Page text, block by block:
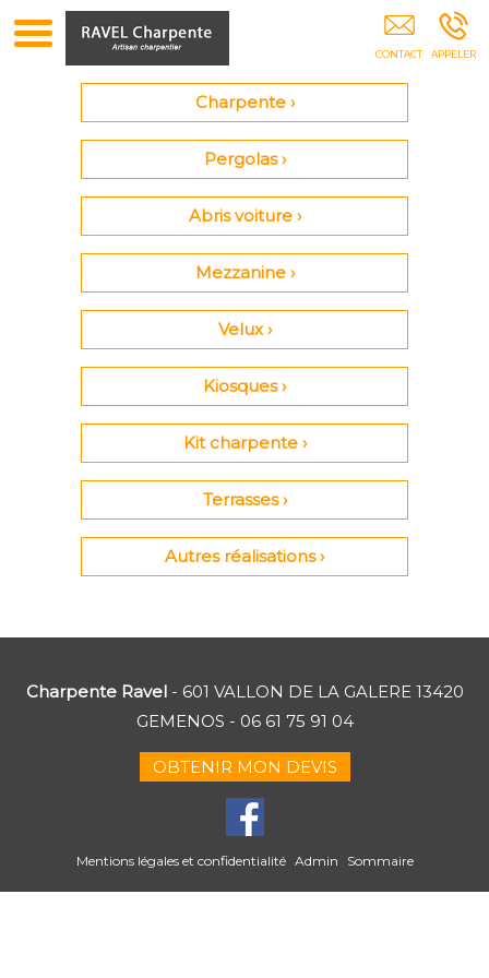
Charpente Toiture Charpentier Pergolas Abris
Voiture Isolation Combles Gémenos
Charpente ›
Pergolas ›
Abris voiture ›
Mezzanine ›
Velux ›
Kiosques ›
Kit charpente ›
Terrasses ›
Autres réalisations ›
Charpente Ravel- 601 VALLON DE LA GALERE 13420
GEMENOS - 06 61 75 91 04
OBTENIR MON DEVIS
Mentions légales et confidentialité Admin Sommaire